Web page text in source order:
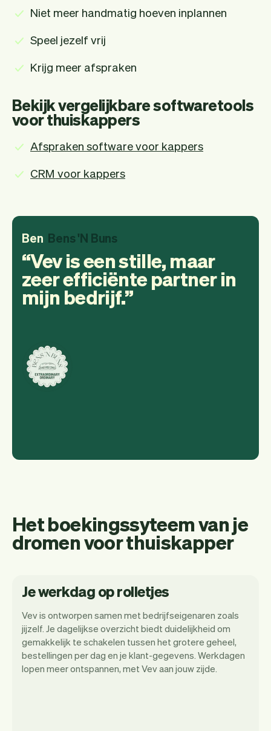
Niet meer handmatig hoeven inplannen
Speel jezelf vrij
Krijg meer afspraken
Bekijk vergelijkbare softwaretools
voor thuiskappers
Afspraken software voor kappers
CRM voor kappers
Ben Bens 'N Buns
Vev is een stille, maar
zeer efficiënte partner in
mijn bedrijf.
Het boekingssyteem van je
dromen voor thuiskapper
Je werkdag op rolletjes
Vev is ontworpen samen met bedrijfseigenaren zoals
jijzelf. Je dagelijkse overzicht biedt duidelijkheid om
gemakkelijk te schakelen tussen het grotere geheel,
bestellingen per dag en je klant-gegevens. Werkdagen
lopen meer ontspannen, met Vev aan jouw zijde.
Met Vev kun je je focussen op je dag. Je
kunt heel makkelijk switchen tussen een